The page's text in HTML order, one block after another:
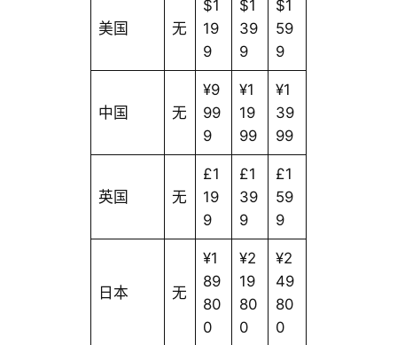
美国 无
$1
19
9
$1
39
9
$1
59
9
中国 无
¥9
99
9
¥1
19
99
¥1
39
99
英国 无
£1
19
9
£1
39
9
£1
59
9
日本 无
¥1
89
80
0
¥2
19
80
0
¥2
49
80
0